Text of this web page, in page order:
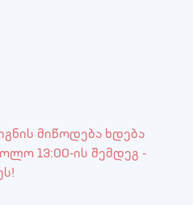
მიწოდება ხდება
13:00-ის შემდეგ -